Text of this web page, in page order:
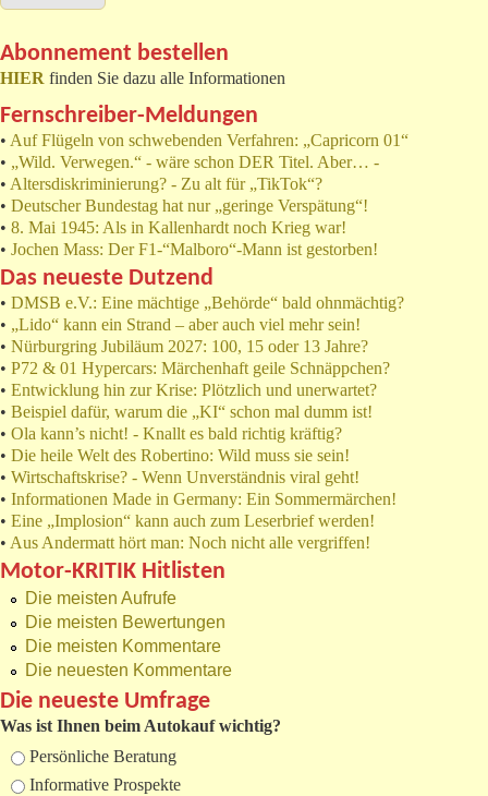
Abonnement bestellen
HIER finden Sie dazu alle Informationen
Fernschreiber-Meldungen
• Auf Flügeln von schwebenden Verfahren: „Capricorn 01“
• „Wild. Verwegen.“ - wäre schon DER Titel. Aber… -
• Altersdiskriminierung? - Zu alt für „TikTok“?
• Deutscher Bundestag hat nur „geringe Verspätung“!
• 8. Mai 1945: Als in Kallenhardt noch Krieg war!
• Jochen Mass: Der F1-“Malboro“-Mann ist gestorben!
Das neueste Dutzend
• DMSB e.V.: Eine mächtige „Behörde“ bald ohnmächtig?
• „Lido“ kann ein Strand – aber auch viel mehr sein!
• Nürburgring Jubiläum 2027: 100, 15 oder 13 Jahre?
• P72 & 01 Hypercars: Märchenhaft geile Schnäppchen?
• Entwicklung hin zur Krise: Plötzlich und unerwartet?
• Beispiel dafür, warum die „KI“ schon mal dumm ist!
• Ola kann’s nicht! - Knallt es bald richtig kräftig?
• Die heile Welt des Robertino: Wild muss sie sein!
• Wirtschaftskrise? - Wenn Unverständnis viral geht!
• Informationen Made in Germany: Ein Sommermärchen!
• Eine „Implosion“ kann auch zum Leserbrief werden!
• Aus Andermatt hört man: Noch nicht alle vergriffen!
Motor-KRITIK Hitlisten
Die meisten Aufrufe
Die meisten Bewertungen
Die meisten Kommentare
Die neuesten Kommentare
Die neueste Umfrage
Was ist Ihnen beim Autokauf wichtig?
Auswahlmöglichkeiten
Persönliche Beratung
Informative Prospekte